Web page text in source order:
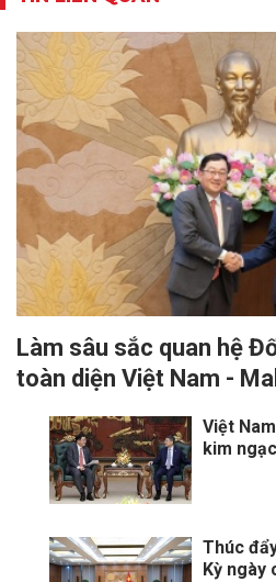
Làm sâu sắc quan hệ
toàn diện Việt Nam -
Việt
kim
Thúc
Kỳ ngày